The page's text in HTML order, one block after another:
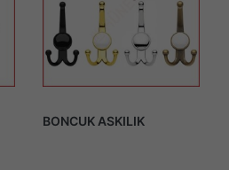
BONCUK ASKILIK